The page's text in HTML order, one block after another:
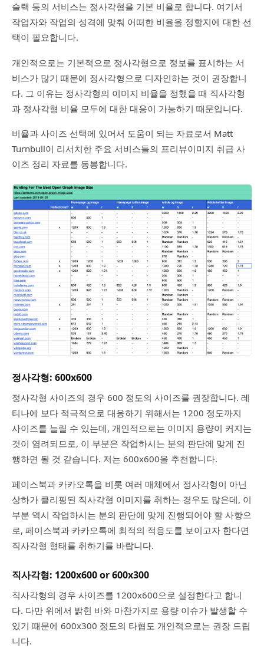
슬랙 등의 서비스는 정사각형을 기본 비율로 합니다. 여기서
작업자와 작업의 성격에 맞춰 어떠한 비율을 정할지에 대한 선
택이 필요합니다.
개인적으로는 기본적으로 정사각형으로 정보를 표시하는 서
비스가 많기 때문에 정사각형으로 디자인하는 것이 권장합니
다. 그 이유는 정사각형의 이미지 비율을 정했을 때 직사각형
과 정사각형 비율 모두에 대한 대응이 가능하기 때문입니다.
비율과 사이즈 선택에 있어서 도움이 되는 자료로서 Matt
Turnbull이 리서치한 주요 서비스들의 프리뷰이미지 취급 사
이즈 정리 자료를 동봉합니다.
정사각형: 600x600
정사각형 사이즈의 경우 600 정도의 사이즈를 권장합니다. 레
티나에 보다 적극적으로 대응하기 위해서는 1200 정도까지
사이즈를 늘릴 수 있는데, 개인적으로는 이미지 용량이 커지는
것이 염려되므로, 이 부분은 작업하시는 분의 판단에 맞게 진
행하면 될 것 같습니다. 저는 600x600을 추천합니다.
페이스북과 카카오톡을 비롯 여러 매체에서 정사각형이 아닌
상하가 클리핑된 직사각형 이미지를 취하는 경우도 많은데, 이
부분 역시 작업하시는 분의 판단에 맞게 진행되어야 할 사항으
로, 페이스북과 카카오톡에 최적의 적응도를 보이고자 한다면
직사각형 형태를 취하기를 바랍니다.
직사각형: 1200x600 or 600x300
직사각형의 경우 사이즈를 1200x600으로 설정한다고 합니
다. 다만 위에서 밝힌 바와 마찬가지로 용량 이슈가 발생할 수
있기 때문에 600x300 정도의 타협도 개인적으로는 권장 드립
니다.